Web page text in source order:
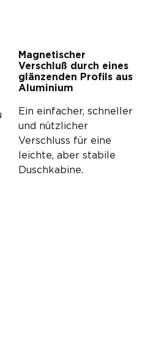
Magnetischer
Verschluß durch eines
glänzenden Profils aus
Aluminium
Ein einfacher, schneller
und nützlicher
Verschluss für eine
leichte, aber stabile
Duschkabine.